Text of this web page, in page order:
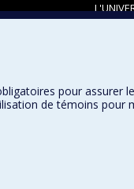
Plan
pour assurer
de témoins pour